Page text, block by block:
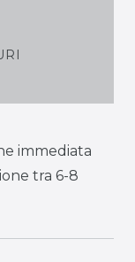
immediata
tra 6-8